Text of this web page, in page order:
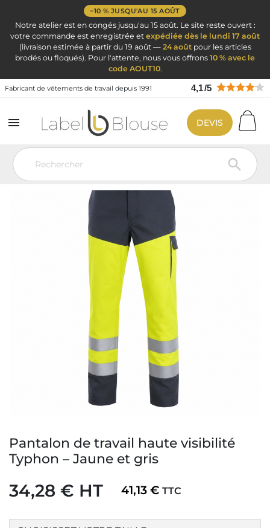
−10 % JUSQU'AU 15 AOÛT
Notre atelier est en congés jusqu'au 15 août. Le site reste ouvert :
votre commande est enregistrée et expédiée dès le lundi 17 août
(livraison estimée à partir du 19 août — 24 aoûtpour les articles
brodés ou floqués). Pour l'attente, nous vous offrons 10 % avec le
code AOUT10.
Fabricant de vêtements de travail depuis 1991 4,1/5


DEVIS
Vêtement de travail Vêtement de travail
Pantalon de travail
Pantalon de travail haute visibilité
Typhon – Jaune et gris
34,28 € HT 41,13 € TTC